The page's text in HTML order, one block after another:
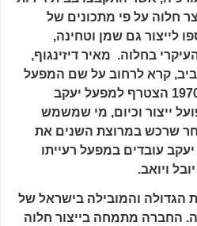
חלוה על פי מתכונים של
לייצור גם שמן וטחינה,
בחלוה. מאיר דיזינגוף,
קרא לרחוב על שם המפעל
– סמטת בית הבד. בשנת 1970 הצטרף למפעל יעקב
ייצור וכיום, מי שמשמש
שרכש במרוצת השנים את
עובדים במפעל רעייתו
ויואב.
הגדולה והמובילה בישראל של
החברה מתמחה בייצור חלוה